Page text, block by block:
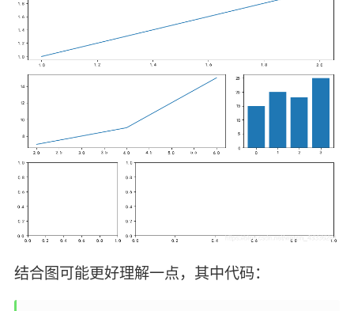
结合图可能更好理解一点，其中代码：